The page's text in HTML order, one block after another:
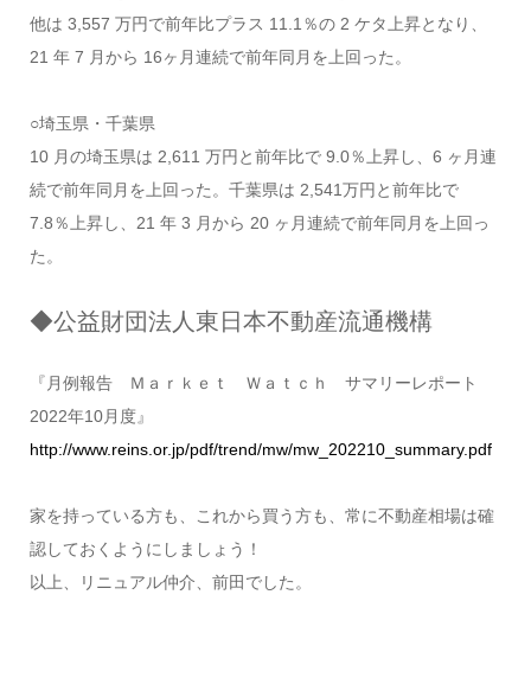
他は 3,557 万円で前年比プラス 11.1％の 2 ケタ上昇となり、
21 年 7 月から 16ヶ月連続で前年同月を上回った。
○埼玉県・千葉県
10 月の埼玉県は 2,611 万円と前年比で 9.0％上昇し、6 ヶ月連
続で前年同月を上回った。千葉県は 2,541万円と前年比で
7.8％上昇し、21 年 3 月から 20 ヶ月連続で前年同月を上回っ
た。
◆公益財団法人東日本不動産流通機構
『月例報告 Ｍａｒｋｅｔ Ｗａｔｃｈ サマリーレポート
2022年10月度』
http://www.reins.or.jp/pdf/trend/mw/mw_202210_summary.pdf
家を持っている方も、これから買う方も、常に不動産相場は確
認しておくようにしましょう！
以上、リニュアル仲介、前田でした。